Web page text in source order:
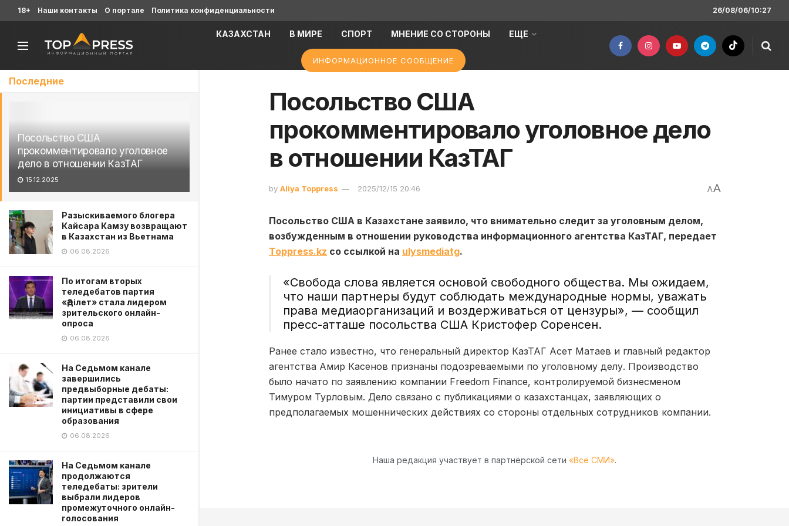
Последние
Посольство США
прокомментировало уголовное
дело в отношении КазТАГ
15.12.2025
Разыскиваемого блогера
Кайсара Камзу возвращают
в Казахстан из Вьетнама
06.08.2026
По итогам вторых
теледебатов партия
«Әділет» стала лидером
зрительского онлайн-
опроса
06.08.2026
На Седьмом канале
завершились
предвыборные дебаты:
партии представили свои
инициативы в сфере
образования
06.08.2026
На Седьмом канале
продолжаются
теледебаты: зрители
выбрали лидеров
промежуточного онлайн-
голосования
18+ Наши контакты О портале Политика конфиденциальности 26/08/06/10:27
КАЗАХСТАН В МИРЕ СПОРТ МНЕНИЕ СО СТОРОНЫ ЕЩЕ
ИНФОРМАЦИОННОЕ СООБЩЕНИЕ
Посольство США
прокомментировало уголовное дело
в отношении КазТАГ
by Aliya Toppress 2025/12/15 20:46 AA
Посольство США в Казахстане заявило, что внимательно следит за уголовным делом,
возбужденным в отношении руководства информационного агентства КазТАГ, передает
Toppress.kz со ссылкой на ulysmediatg.
«Свобода слова является основой свободного общества. Мы ожидаем,
что наши партнеры будут соблюдать международные нормы, уважать
права медиаорганизаций и воздерживаться от цензуры», — сообщил
пресс-атташе посольства США Кристофер Соренсен.
Ранее стало известно, что генеральный директор КазТАГ Асет Матаев и главный редактор
агентства Амир Касенов признаны подозреваемыми по уголовному делу. Производство
было начато по заявлению компании Freedom Finance, контролируемой бизнесменом
Тимуром Турловым. Дело связано с публикациями о казахстанцах, заявляющих о
предполагаемых мошеннических действиях со стороны отдельных сотрудников компании.
Наша редакция участвует в партнёрской сети «Все СМИ».